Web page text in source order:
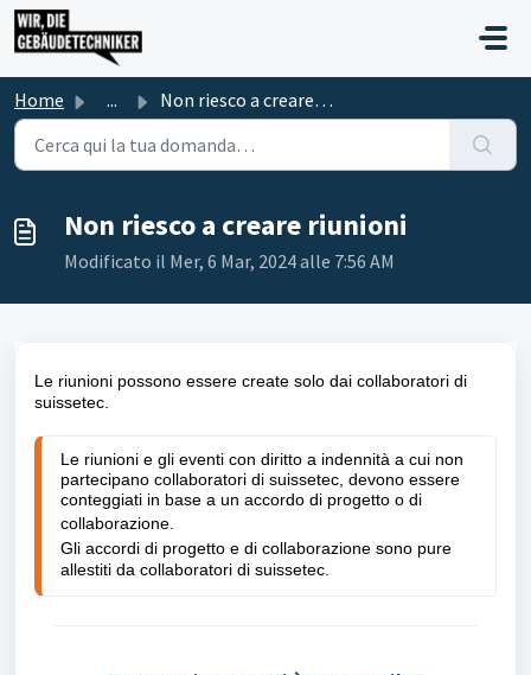
Salta al contenuto principale
Home ... Non riesco a creare riunioni
Non riesco a creare riunioni
Modificato il Mer, 6 Mar, 2024 alle 7:56 AM
Le riunioni possono essere create solo dai collaboratori di
suissetec.
Le riunioni e gli eventi con diritto a indennità a cui non
partecipano collaboratori di suissetec, devono essere
conteggiati in base a un accordo di progetto o di
collaborazione.
Gli accordi di progetto e di collaborazione sono pure
allestiti da collaboratori di suissetec.